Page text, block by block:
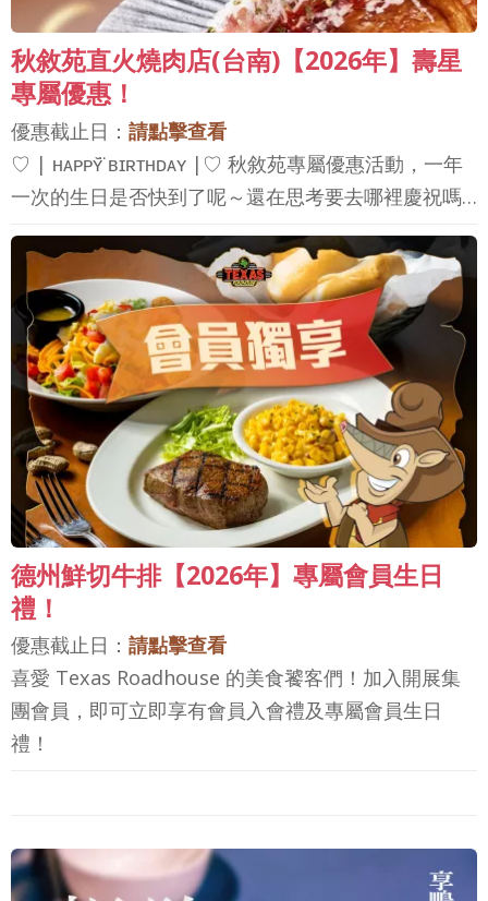
秋敘苑直火燒肉店(台南)【2026年】壽星
專屬優惠！
優惠截止日： 請點擊查看
♡ | ʜᴀᴘᴘʏ̆̈ ʙɪʀᴛʜᴅᴀʏ |♡ 秋敘苑專屬優惠活動，一年
一次的生日是否快到了呢～還在思考要去哪裡慶祝嗎…
德州鮮切牛排【2026年】專屬會員生日
禮！
優惠截止日： 請點擊查看
喜愛 Texas Roadhouse 的美食饕客們！加入開展集
團會員，即可立即享有會員入會禮及專屬會員生日
禮！